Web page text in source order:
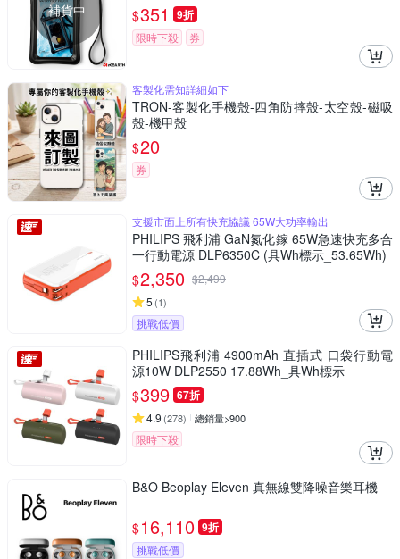
補貨中 $351 9折
限時下殺 券
客製化需知詳細如下
TRON-客製化手機殼-四角防摔殼-太空殼-磁吸
殼-機甲殼
$20
券
支援市面上所有快充協議 65W大功率輸出
PHILIPS 飛利浦 GaN氮化鎵 65W急速快充多合
一行動電源 DLP6350C (具Wh標示_53.65Wh)
$2,350 $2,499
5 (1)
挑戰低價
PHILIPS飛利浦 4900mAh 直插式 口袋行動電
源10W DLP2550 17.88Wh_具Wh標示
$399 67折
4.9 (278) 總銷量>900
限時下殺
B&O Beoplay Eleven 真無線雙降噪音樂耳機
$16,110 9折
挑戰低價